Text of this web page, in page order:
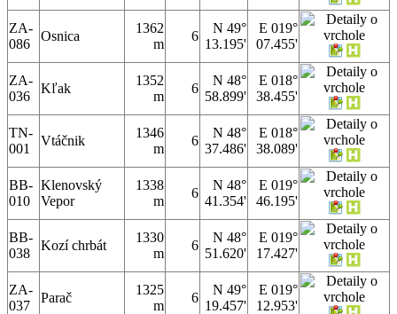
ZA-
086
Osnica
1362
m
6
N 49°
13.195'
E 019°
07.455'
ZA-
036
Kľak
1352
m
6
N 48°
58.899'
E 018°
38.455'
TN-
001
Vtáčnik
1346
m
6
N 48°
37.486'
E 018°
38.089'
BB-
010
Klenovský
Vepor
1338
m
6
N 48°
41.354'
E 019°
46.195'
BB-
038
Kozí chrbát
1330
m
6
N 48°
51.620'
E 019°
17.427'
ZA-
037
Parač
1325
m
6
N 49°
19.457'
E 019°
12.953'